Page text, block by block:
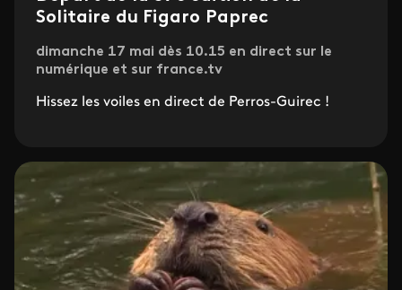
Solitaire du Figaro Paprec
dimanche 17 mai dès 10.15 en direct sur le
numérique et sur france.tv
Hissez les voiles en direct de Perros-Guirec !